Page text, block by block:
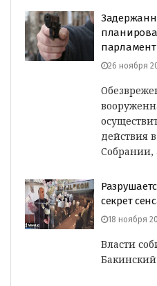
26 ноября
действия
Собрании,
секрет
18 ноября
Власти